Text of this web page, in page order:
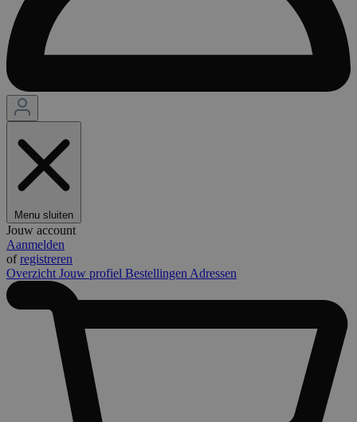
Menu sluiten
Jouw account
Aanmelden
ofregistreren
Overzicht Jouw profiel Bestellingen Adressen